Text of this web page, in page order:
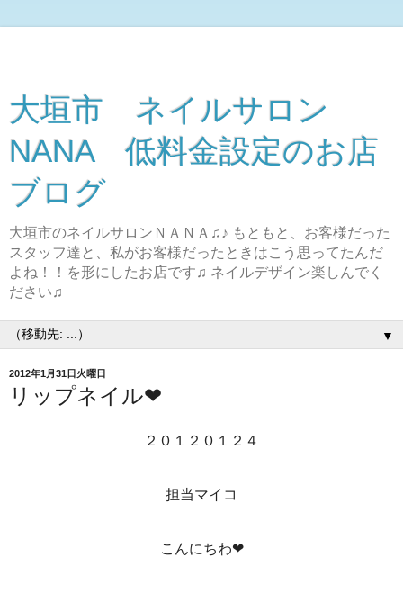
大垣市 ネイルサロン
NANA 低料金設定のお店
ブログ
大垣市のネイルサロンＮＡＮＡ♫♪ もともと、お客様だった
スタッフ達と、私がお客様だったときはこう思ってたんだ
よね！！を形にしたお店です♫ ネイルデザイン楽しんでく
ださい♫
▼
2012年1月31日火曜日
リップネイル❤
２０１２０１２４
担当マイコ
こんにちわ❤